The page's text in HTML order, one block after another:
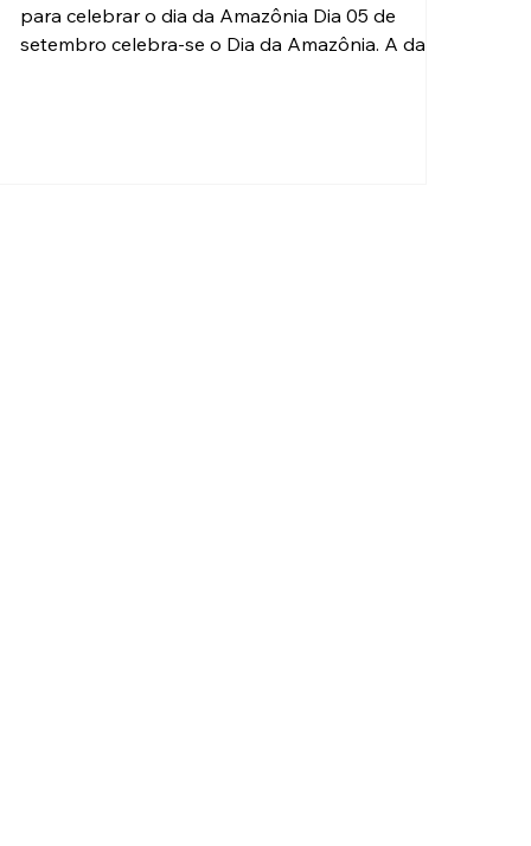
para celebrar o dia da Amazônia Dia 05 de
setembro celebra-se o Dia da Amazônia. A data...